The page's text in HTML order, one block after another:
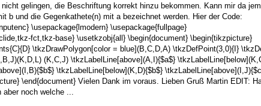
gelingen, die Beschriftung korrekt hinzu bekommen. Kann mir da
b und die Gegenkathete(n) mit a bezeichnet werden. Hier der Code:
\usepackage{lmodern} \usepackage{fullpage}
fct,tkz-base} \usetkzobj{all} \begin{document} \begin{tikzpicture}
\tkzDrawPolygon[color = blue](B,C,D,A) \tkzDefPoint(3,0){I}
(K,C,J) \tkzLabelLine[above](A,I){$a$}
\tkzLabelLine[below](K,D){$b$}
\end{document} Vielen Dank im voraus. Lieben Gruß Martin EDIT:
aber noch welche ...